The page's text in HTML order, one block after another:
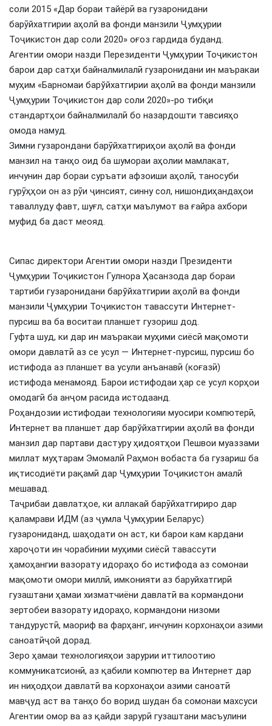
соли 2015 «Дар бораи тайёрӣ ва гузаронидани
барӯйхатгирии аҳолӣ ва фонди манзили Ҷумҳурии
Тоҷикистон дар соли 2020» оғоз гардида буданд.
Агентии омори назди Перезиденти Ҷумҳурии Тоҷикистон
барои дар сатҳи байналмилалӣ гузаронидани ин маъракаи
муҳим «Барномаи барўйхатгирии аҳолӣ ва фонди манзили
Ҷумҳурии Тоҷикистон дар соли 2020»-ро тибқи
стандартҳои байналмилалӣ бо назардошти тавсияҳо
омода намуд.
Зимни гузарондани барӯйхатгириҳои аҳолӣ ва фонди
манзил на танҳо оид ба шумораи аҳолии мамлакат,
инчунин дар бораи суръати афзоиши аҳолӣ, таносуби
гурӯҳҳои он аз рӯи ҷинсият, синну сол, нишондиҳандаҳои
таваллуду фавт, шуғл, сатҳи маълумот ва ғайра ахбори
муфид ба даст меояд.
Сипас директори Агентии омори назди Президенти
Ҷумҳурии Тоҷикистон Гулнора Ҳасанзода дар бораи
тартиби гузаронидани барўйхатгирии аҳолӣ ва фонди
манзили Ҷумҳурии Тоҷикистон тавассути Интернет-
пурсиш ва ба воситаи планшет гузориш дод.
Гуфта шуд, ки дар ин маъракаи муҳими сиёсӣ мақомоти
омори давлатӣ аз се усул — Интернет-пурсиш, пурсиш бо
истифода аз планшет ва усули анъанавӣ (коғазӣ)
истифода менамояд. Барои истифодаи ҳар се усул корҳои
омодагӣ ба анҷом расида истодаанд.
Роҳандозии истифодаи технологияи муосири компютерӣ,
Интернет ва планшет дар барўйхатгирии аҳолӣ ва фонди
манзил дар партави дастуру ҳидоятҳои Пешвои муаззами
миллат муҳтарам Эмомалӣ Раҳмон вобаста ба гузариш ба
иқтисодиёти рақамӣ дар Ҷумҳурии Тоҷикистон амалӣ
мешавад.
Таҷрибаи давлатҳое, ки аллакай барӯйхатгириро дар
қаламрави ИДМ (аз ҷумла Ҷумҳурии Беларус)
гузарониданд, шаҳодати он аст, ки барои кам кардани
хароҷоти ин чорабинии муҳими сиёсӣ тавассути
ҳамоҳангии вазорату идораҳо бо истифода аз сомонаи
мақомоти омори миллӣ, имконияти аз баруйхатгирӣ
гузаштани ҳамаи хизматчиёни давлатӣ ва кормандони
зертобеи вазорату идораҳо, кормандони низоми
тандурустӣ, маориф ва фарҳанг, инчунин корхонаҳои азими
саноатӣҷой дорад.
Зеро ҳамаи технологияҳои зарурии иттилоотию
коммуникатсионӣ, аз қабили компютер ва Интернет дар
ин ниҳодҳои давлатӣ ва корхонаҳои азими саноатӣ
мавҷуд аст ва танҳо бо ворид шудан ба сомонаи махсуси
Агентии омор ва аз қайди зарурӣ гузаштани масъулини